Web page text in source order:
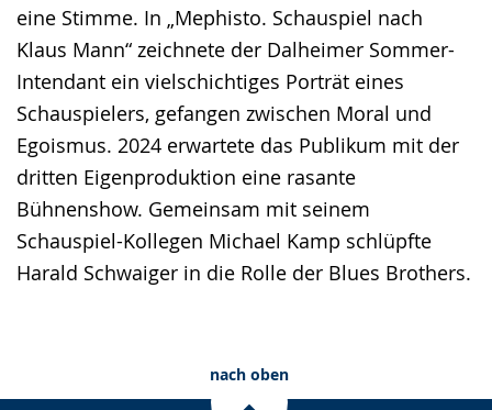
eine Stimme. In „Mephisto. Schauspiel nach
Klaus Mann“ zeichnete der Dalheimer Sommer-
Intendant ein vielschichtiges Porträt eines
Schauspielers, gefangen zwischen Moral und
Egoismus. 2024 erwartete das Publikum mit der
dritten Eigenproduktion eine rasante
Bühnenshow. Gemeinsam mit seinem
Schauspiel-Kollegen Michael Kamp schlüpfte
Harald Schwaiger in die Rolle der Blues Brothers.
nach oben